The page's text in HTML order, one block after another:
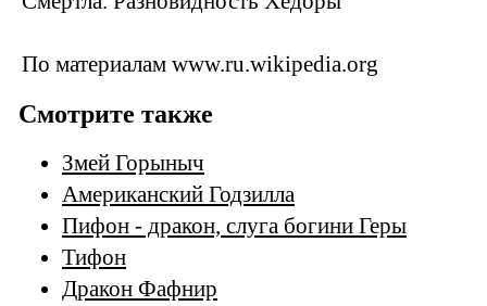
По материалам www.ru.wikipedia.org
Смотрите также
Змей Горыныч
Американский Годзилла
Пифон - дракон, слуга богини Геры
Тифон
Дракон Фафнир